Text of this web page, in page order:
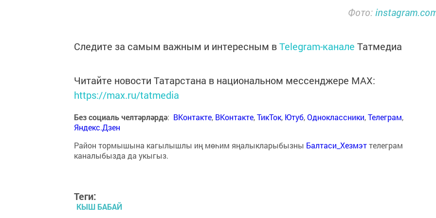
Фото:
Следите за самым важным и интересным вTelegram-канале Татмедиа
Читайте новости Татарстана в национальном мессенджере MАХ:
https://max.ru/tatmedia
Без социаль челтәрләрдә: ВКонтакте, ВКонтакте,ТикТок, Ютуб,Одноклассники,Телеграм,
Яндекс.Дзен
Район тормышына кагылышлы иң мөһим яңалыкларыбызны Балтаси_Хезмэттелеграм
каналыбызда да укыгыз.
Теги:
КЫШ БАБАЙ